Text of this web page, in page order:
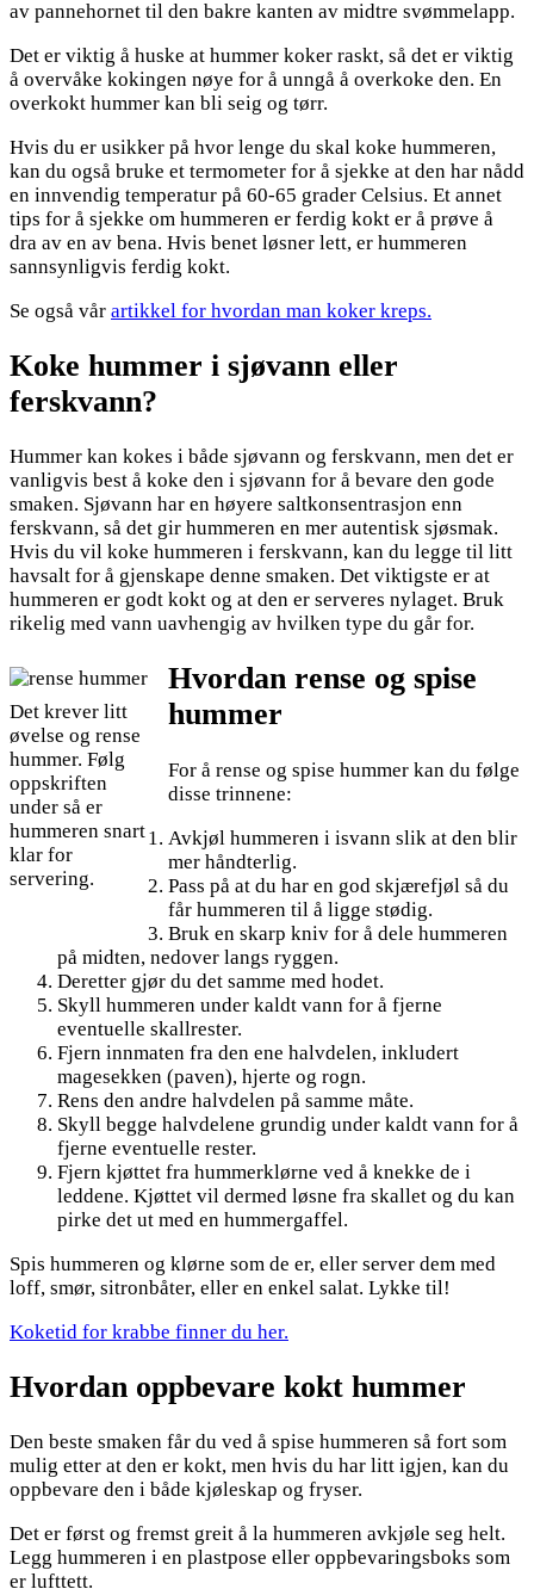
av pannehornet til den bakre kanten av midtre svømmelapp.
Det er viktig å huske at hummer koker raskt, så det er viktig
å overvåke kokingen nøye for å unngå å overkoke den. En
overkokt hummer kan bli seig og tørr.
Hvis du er usikker på hvor lenge du skal koke hummeren,
kan du også bruke et termometer for å sjekke at den har nådd
en innvendig temperatur på 60-65 grader Celsius. Et annet
tips for å sjekke om hummeren er ferdig kokt er å prøve å
dra av en av bena. Hvis benet løsner lett, er hummeren
sannsynligvis ferdig kokt.
Se også vår artikkel for hvordan man koker kreps.
Koke hummer i sjøvann eller
ferskvann?
Hummer kan kokes i både sjøvann og ferskvann, men det er
vanligvis best å koke den i sjøvann for å bevare den gode
smaken. Sjøvann har en høyere saltkonsentrasjon enn
ferskvann, så det gir hummeren en mer autentisk sjøsmak.
Hvis du vil koke hummeren i ferskvann, kan du legge til litt
havsalt for å gjenskape denne smaken. Det viktigste er at
hummeren er godt kokt og at den er serveres nylaget. Bruk
rikelig med vann uavhengig av hvilken type du går for.
Det krever litt
øvelse og rense
hummer. Følg
oppskriften
under så er
hummeren snart
klar for
servering.
Hvordan rense og spise
hummer
For å rense og spise hummer kan du følge
disse trinnene:
Avkjøl hummeren i isvann slik at den blir
mer håndterlig.
Pass på at du har en god skjærefjøl så du
får hummeren til å ligge stødig.
Bruk en skarp kniv for å dele hummeren
på midten, nedover langs ryggen.
Deretter gjør du det samme med hodet.
Skyll hummeren under kaldt vann for å fjerne
eventuelle skallrester.
Fjern innmaten fra den ene halvdelen, inkludert
magesekken (paven), hjerte og rogn.
Rens den andre halvdelen på samme måte.
Skyll begge halvdelene grundig under kaldt vann for å
fjerne eventuelle rester.
Fjern kjøttet fra hummerklørne ved å knekke de i
leddene. Kjøttet vil dermed løsne fra skallet og du kan
pirke det ut med en hummergaffel.
Spis hummeren og klørne som de er, eller server dem med
loff, smør, sitronbåter, eller en enkel salat. Lykke til!
Koketid for krabbe finner du her.
Hvordan oppbevare kokt hummer
Den beste smaken får du ved å spise hummeren så fort som
mulig etter at den er kokt, men hvis du har litt igjen, kan du
oppbevare den i både kjøleskap og fryser.
Det er først og fremst greit å la hummeren avkjøle seg helt.
Legg hummeren i en plastpose eller oppbevaringsboks som
er lufttett.